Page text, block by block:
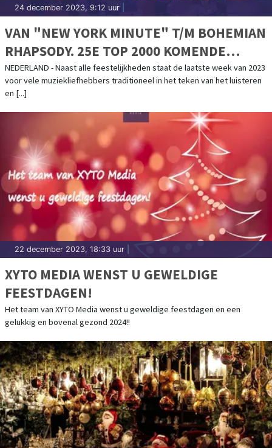
24 december 2023, 9:12 uur
VAN "NEW YORK MINUTE" T/M BOHEMIAN
RHAPSODY. 25E TOP 2000 KOMENDE
NACHT VAN START
NEDERLAND - Naast alle feestelijkheden staat de laatste week van 2023
voor vele muziekliefhebbers traditioneel in het teken van het luisteren
en [...]
22 december 2023, 18:33 uur
XYTO MEDIA WENST U GEWELDIGE
FEESTDAGEN!
Het team van XYTO Media wenst u geweldige feestdagen en een
gelukkig en bovenal gezond 2024!!